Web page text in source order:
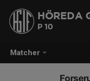
Matcher
HÖREDA
P 10